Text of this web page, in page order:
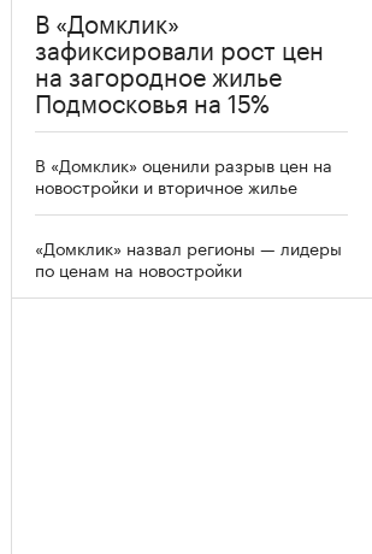
В «Домклик»
зафиксировали рост цен
на загородное жилье
Подмосковья на 15%
В «Домклик» оценили разрыв цен на
новостройки и вторичное жилье
«Домклик» назвал регионы — лидеры
по ценам на новостройки